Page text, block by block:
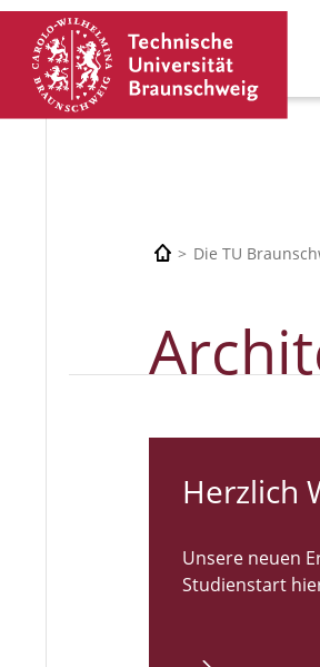
Die TU
Herzlich
Unsere neuen
Studienstart